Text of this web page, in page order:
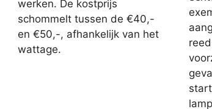
werken. De kostprijs
schommelt tussen de €40,-
en €50,-, afhankelijk van het
wattage.